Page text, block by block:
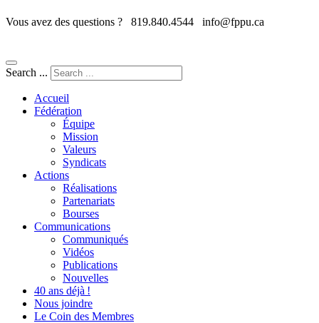
Vous avez des questions ? 819.840.4544 info@fppu.ca
Search ...
Accueil
Fédération
Équipe
Mission
Valeurs
Syndicats
Actions
Réalisations
Partenariats
Bourses
Communications
Communiqués
Vidéos
Publications
Nouvelles
40 ans déjà !
Nous joindre
Le Coin des Membres